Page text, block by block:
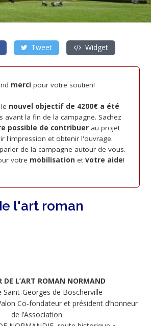
Tweet Widget
merci pour votre soutien!
nouvel objectif de 4200€ a été
avant la fin de la campagne. Sachez
possible de contribuerau projet
l'impression et obtenir l'ouvrage.
de la campagne autour de vous.
votre mobilisation et votre aide!
l'art roman
L’ART ROMAN NORMAND
Saint-Georges de Boscherville
Co-fondateur et président d’honneur
de l’Association